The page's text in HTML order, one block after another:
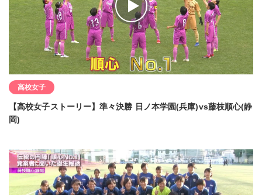
高校女子
【高校女子ストーリー】準々決勝 日ノ本学園(兵庫)vs藤枝順心(静
岡)